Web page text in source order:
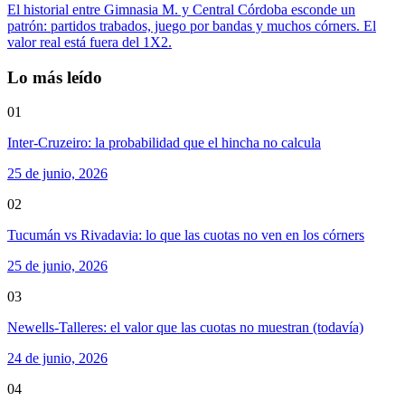
El historial entre Gimnasia M. y Central Córdoba esconde un
patrón: partidos trabados, juego por bandas y muchos córners. El
valor real está fuera del 1X2.
Lo más leído
01
Inter-Cruzeiro: la probabilidad que el hincha no calcula
25 de junio, 2026
02
Tucumán vs Rivadavia: lo que las cuotas no ven en los córners
25 de junio, 2026
03
Newells-Talleres: el valor que las cuotas no muestran (todavía)
24 de junio, 2026
04